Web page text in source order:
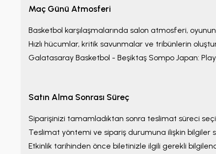
Maç Günü Atmosferi
Basketbol karşılaşmalarında salon atmosferi,
Hızlı hücumlar, kritik savunmalar ve tribünlerin
Galatasaray Basketbol - Beşiktaş Sompo Japan:
Satın Alma Sonrası Süreç
Siparişinizi tamamladıktan sonra teslimat süreci
Teslimat yöntemi ve sipariş durumuna ilişkin bilgiler
Etkinlik tarihinden önce biletinizle ilgili gerekli